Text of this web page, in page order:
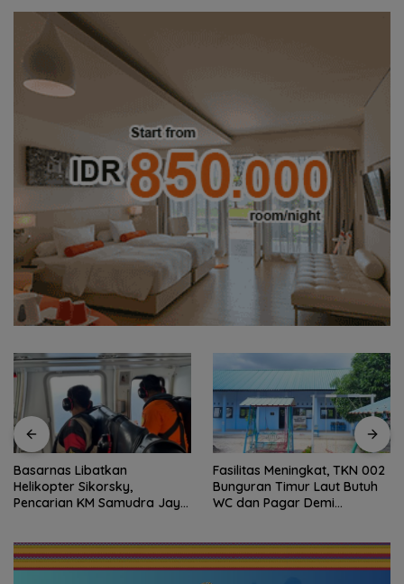
Basarnas Libatkan
Helikopter Sikorsky,
Pencarian KM Samudra Jaya
Fasilitas Meningkat, TKN 002
Bunguran Timur Laut Butuh
WC dan Pagar Demi